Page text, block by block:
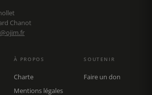
Chanot
À PROPOS
Charte
Mentions légales
SOUTENIR
Faire un don